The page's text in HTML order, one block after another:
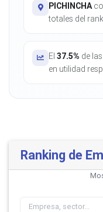
PICHINCHA
totales del
El 37.5% de
en utilidad
Ranking de